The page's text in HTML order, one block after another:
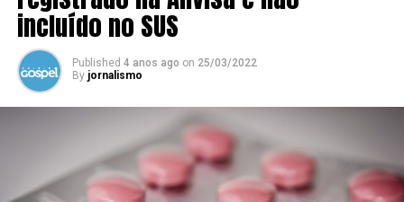
CARRINHO
EDITORIAL
FINALIZAR COMPRA
incluído no SUS
Published 4 anos ago on 25/03/2022
By jornalismo